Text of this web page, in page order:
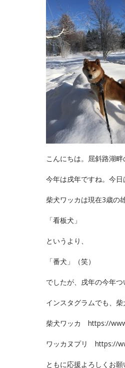
こんにちは。屈斜路湖畔
今年は戌年ですね。今日
柴犬ワッカは現在3歳の
「看板犬」
というより、
「番犬」（笑）
でしたが、戌年の今年
インスタグラムでも、
柴犬ワッカ https://
ワッカヌプリ https://
ともに応援よろしくお願